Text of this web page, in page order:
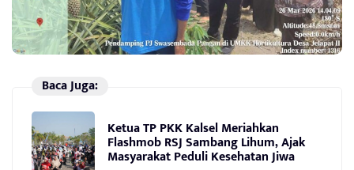
Baca Juga:
Ketua TP PKK Kalsel Meriahkan
Flashmob RSJ Sambang Lihum, Ajak
Masyarakat Peduli Kesehatan Jiwa